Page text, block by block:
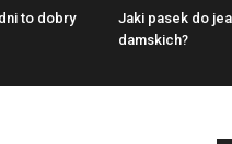
to dobry
Jaki pasek do
damskich?